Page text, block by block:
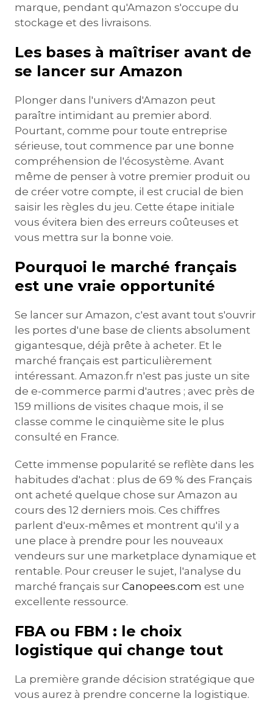
marque, pendant qu'Amazon s'occupe du
stockage et des livraisons.
Les bases à maîtriser avant de
se lancer sur Amazon
Plonger dans l'univers d'Amazon peut
paraître intimidant au premier abord.
Pourtant, comme pour toute entreprise
sérieuse, tout commence par une bonne
compréhension de l'écosystème. Avant
même de penser à votre premier produit ou
de créer votre compte, il est crucial de bien
saisir les règles du jeu. Cette étape initiale
vous évitera bien des erreurs coûteuses et
vous mettra sur la bonne voie.
Pourquoi le marché français
est une vraie opportunité
Se lancer sur Amazon, c'est avant tout s'ouvrir
les portes d'une base de clients absolument
gigantesque, déjà prête à acheter. Et le
marché français est particulièrement
intéressant. Amazon.fr n'est pas juste un site
de e-commerce parmi d'autres ; avec près de
159 millions de visites chaque mois, il se
classe comme le cinquième site le plus
consulté en France.
Cette immense popularité se reflète dans les
habitudes d'achat : plus de 69 % des Français
ont acheté quelque chose sur Amazon au
cours des 12 derniers mois. Ces chiffres
parlent d'eux-mêmes et montrent qu'il y a
une place à prendre pour les nouveaux
vendeurs sur une marketplace dynamique et
rentable. Pour creuser le sujet, l'analyse du
marché français sur Canopees.com est une
excellente ressource.
FBA ou FBM : le choix
logistique qui change tout
La première grande décision stratégique que
vous aurez à prendre concerne la logistique.